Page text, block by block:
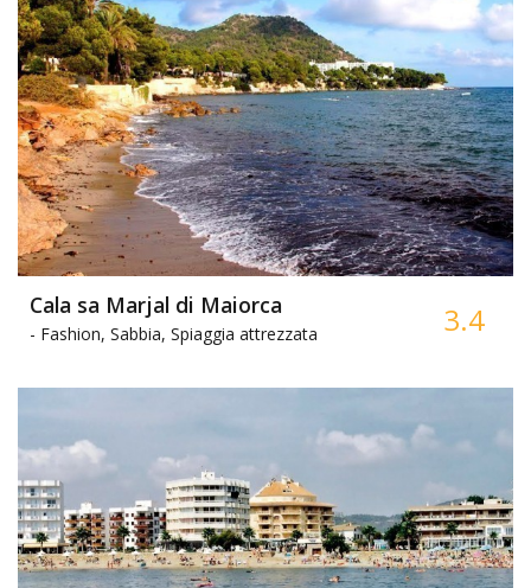
Cala sa Marjal di Maiorca
- Fashion, Sabbia, Spiaggia attrezzata 3.4